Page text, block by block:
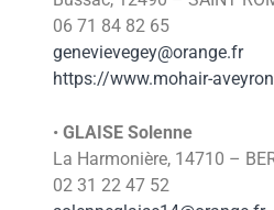
06 71 84 82 65
genevievegey@orange.fr
https://www.mohair-
• GLAISE Solenne
La Harmonière, 14710 –
02 31 22 47 52